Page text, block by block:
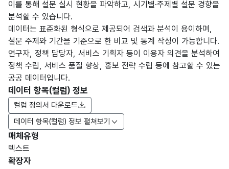
이를 통해 설문 실시 현황을 파악하고, 시기별·주제별 설문 경향을
분석할 수 있습니다.
데이터는 표준화된 형식으로 제공되어 검색과 분석이 용이하며,
설문 주제와 기간을 기준으로 한 비교 및 통계 작성이 가능합니다.
연구자, 정책 담당자, 서비스 기획자 등이 이용자 의견을 분석하여
정책 수립, 서비스 품질 향상, 홍보 전략 수립 등에 참고할 수 있는
공공 데이터입니다.
데이터 항목(컬럼) 정보
데이터 항목(컬럼) 정보 펼쳐보기
컬럼 정의서 다운로드
항목
명
매체유형
텍스트
확장자